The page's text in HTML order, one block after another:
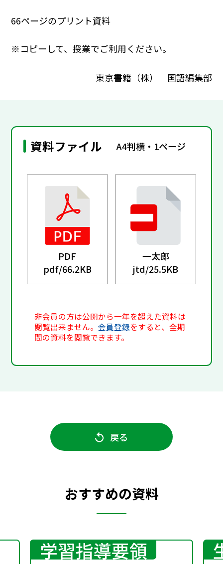
66ページのプリント資料
※コピーして、授業でご利用ください。
東京書籍（株） 国語編集部
資料ファイル A4判横・1ページ
PDF
pdf/66.2KB
一太郎
jtd/25.5KB
非会員の方は公開から一年を超えた資料は
閲覧出来ません。会員登録をすると、全期
間の資料を閲覧できます。
戻る
おすすめの資料
学習指導要領